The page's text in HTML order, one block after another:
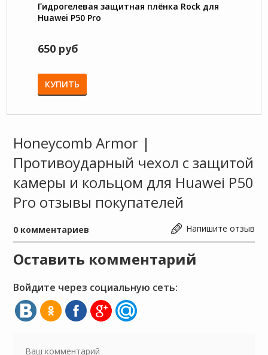
Гидрогелевая защитная плёнка Rock для
Huawei P50 Pro
650 руб
КУПИТЬ
Honeycomb Armor |
Противоударный чехол с защитой
камеры и кольцом для Huawei P50
Pro отзывы покупателей
Напишите отзыв
0 комментариев
Оставить комментарий
Войдите через социальную сеть: